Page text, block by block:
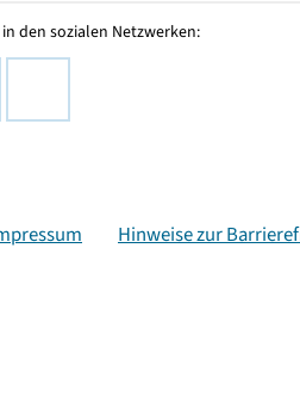
den sozialen Netzwerken:
Hinweise zur